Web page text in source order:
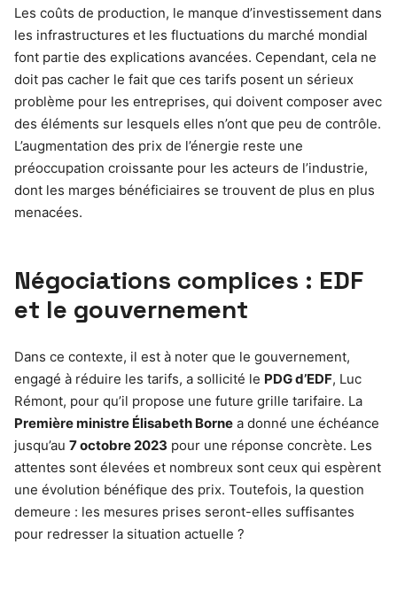
Les coûts de production, le manque d’investissement dans
les infrastructures et les fluctuations du marché mondial
font partie des explications avancées. Cependant, cela ne
doit pas cacher le fait que ces tarifs posent un sérieux
problème pour les entreprises, qui doivent composer avec
des éléments sur lesquels elles n’ont que peu de contrôle.
L’augmentation des prix de l’énergie reste une
préoccupation croissante pour les acteurs de l’industrie,
dont les marges bénéficiaires se trouvent de plus en plus
menacées.
Négociations complices : EDF
et le gouvernement
Dans ce contexte, il est à noter que le gouvernement,
engagé à réduire les tarifs, a sollicité le PDG d’EDF, Luc
Rémont, pour qu’il propose une future grille tarifaire. La
Première ministre Élisabeth Borne a donné une échéance
jusqu’au 7 octobre 2023 pour une réponse concrète. Les
attentes sont élevées et nombreux sont ceux qui espèrent
une évolution bénéfique des prix. Toutefois, la question
demeure : les mesures prises seront-elles suffisantes
pour redresser la situation actuelle ?